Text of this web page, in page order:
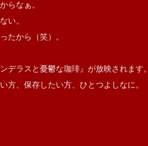
らなぁ。
い。
たから（笑）。
デラスと憂鬱な珈琲』が放映されます。
方、保存したい方、ひとつよしなに。